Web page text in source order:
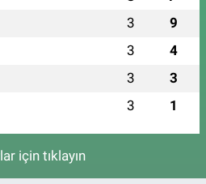
3 9
3 4
3 3
3 1
için tıklayın